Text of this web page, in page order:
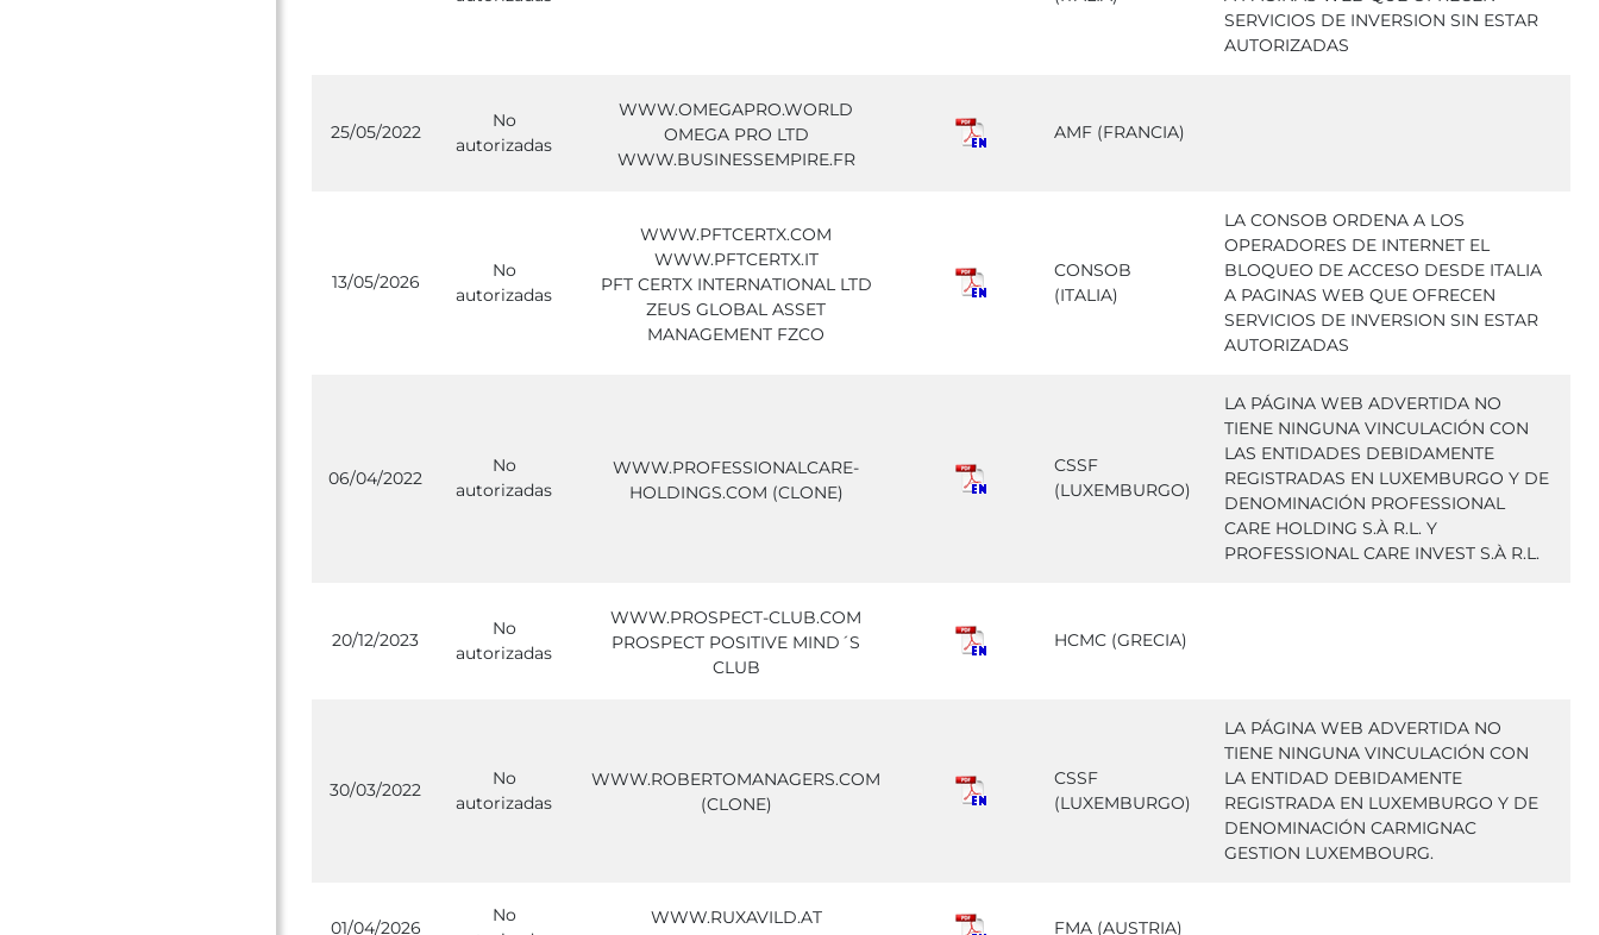
SERVICIOS DE INVERSION SIN ESTAR
AUTORIZADAS
25/05/2022
No
autorizadas
WWW.OMEGAPRO.WORLD
OMEGA PRO LTD
WWW.BUSINESSEMPIRE.FR
AMF (FRANCIA)
13/05/2026
No
autorizadas
WWW.PFTCERTX.COM
WWW.PFTCERTX.IT
PFT CERTX INTERNATIONAL LTD
ZEUS GLOBAL ASSET
MANAGEMENT FZCO
CONSOB
(ITALIA)
LA CONSOB ORDENA A LOS
OPERADORES DE INTERNET EL
BLOQUEO DE ACCESO DESDE ITALIA
A PAGINAS WEB QUE OFRECEN
SERVICIOS DE INVERSION SIN ESTAR
AUTORIZADAS
06/04/2022
No
autorizadas
WWW.PROFESSIONALCARE-
HOLDINGS.COM (CLONE)
CSSF
(LUXEMBURGO)
LA PÁGINA WEB ADVERTIDA NO
TIENE NINGUNA VINCULACIÓN CON
LAS ENTIDADES DEBIDAMENTE
REGISTRADAS EN LUXEMBURGO Y DE
DENOMINACIÓN PROFESSIONAL
CARE HOLDING S.À R.L. Y
PROFESSIONAL CARE INVEST S.À R.L.
20/12/2023
No
autorizadas
WWW.PROSPECT-CLUB.COM
PROSPECT POSITIVE MIND´S
CLUB
HCMC (GRECIA)
30/03/2022
No
autorizadas
WWW.ROBERTOMANAGERS.COM
(CLONE)
CSSF
(LUXEMBURGO)
LA PÁGINA WEB ADVERTIDA NO
TIENE NINGUNA VINCULACIÓN CON
LA ENTIDAD DEBIDAMENTE
REGISTRADA EN LUXEMBURGO Y DE
DENOMINACIÓN CARMIGNAC
GESTION LUXEMBOURG.
01/04/2026
No
WWW.RUXAVILD.AT
FMA (AUSTRIA)